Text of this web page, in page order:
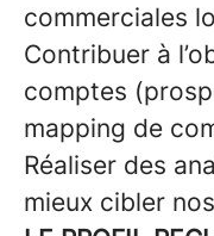
commerciales
Contribuer à
comptes
mapping de
Réaliser des
mieux cibler